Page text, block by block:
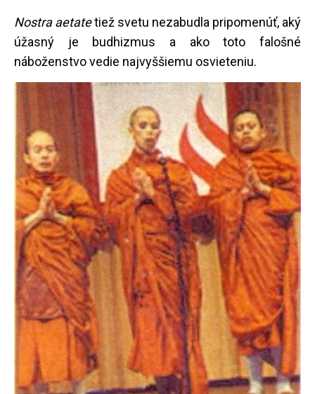
Nostra aetatetiež svetu nezabudla pripomenúť, aký
úžasný je budhizmus a ako toto falošné
náboženstvo vedie najvyššiemu osvieteniu.